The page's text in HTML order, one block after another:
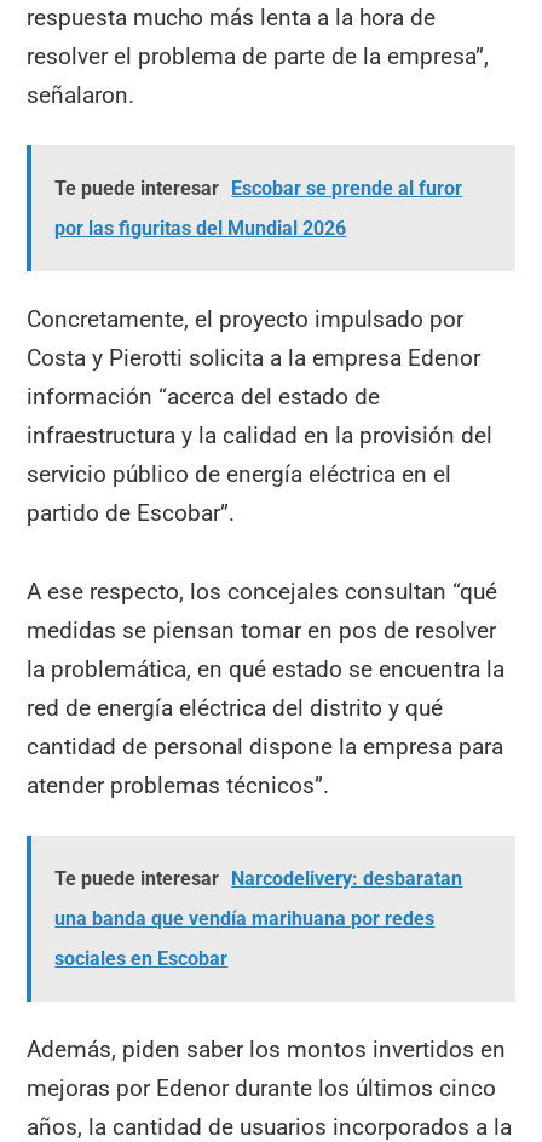
respuesta mucho más lenta a la hora de
resolver el problema de parte de la empresa”,
señalaron.
Te puede interesar Escobar se prende al furor
por las figuritas del Mundial 2026
Concretamente, el proyecto impulsado por
Costa y Pierotti solicita a la empresa Edenor
información “acerca del estado de
infraestructura y la calidad en la provisión del
servicio público de energía eléctrica en el
partido de Escobar”.
A ese respecto, los concejales consultan “qué
medidas se piensan tomar en pos de resolver
la problemática, en qué estado se encuentra la
red de energía eléctrica del distrito y qué
cantidad de personal dispone la empresa para
atender problemas técnicos”.
Te puede interesar Narcodelivery: desbaratan
una banda que vendía marihuana por redes
sociales en Escobar
Además, piden saber los montos invertidos en
mejoras por Edenor durante los últimos cinco
años, la cantidad de usuarios incorporados a la